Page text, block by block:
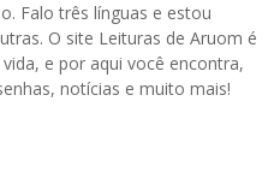
Falo três línguas e estou
O site Leituras de Aruom é
e por aqui você encontra,
notícias e muito mais!